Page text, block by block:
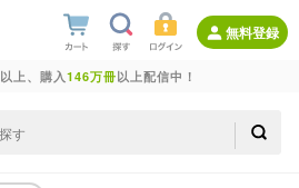
無料登録
以上、購入146万冊以上配信中！